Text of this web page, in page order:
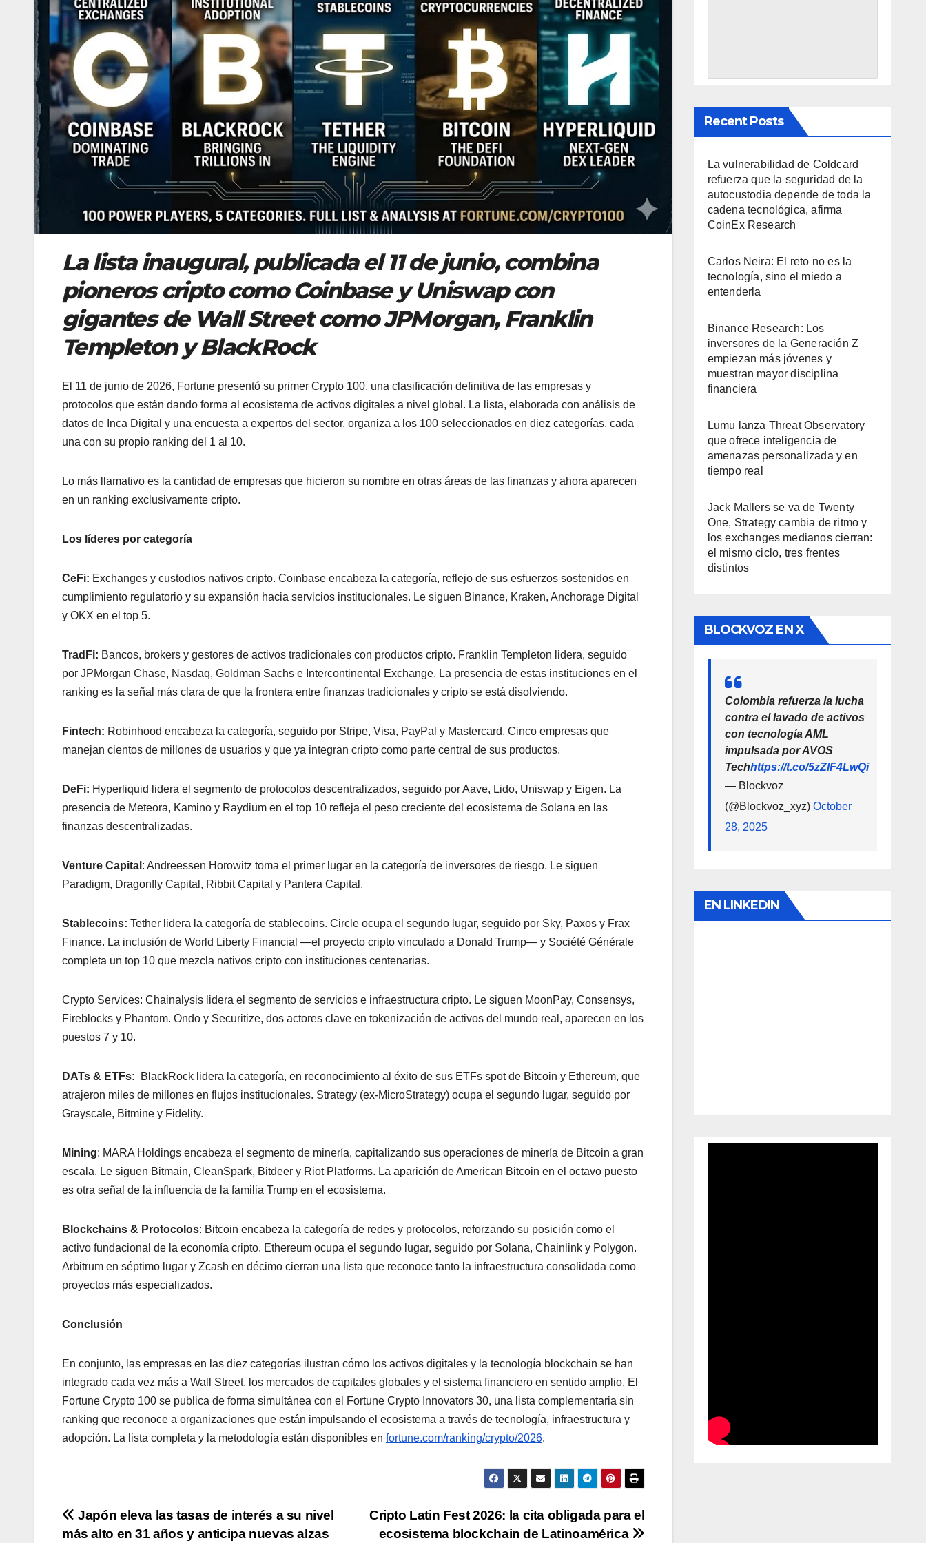
La lista inaugural, publicada el 11 de junio, combina
pioneros cripto como Coinbase y Uniswap con
gigantes de Wall Street como JPMorgan, Franklin
Templeton y BlackRock
El 11 de junio de 2026, Fortune presentó su primer Crypto 100, una clasificación definitiva de las empresas y
protocolos que están dando forma al ecosistema de activos digitales a nivel global. La lista, elaborada con análisis de
datos de Inca Digital y una encuesta a expertos del sector, organiza a los 100 seleccionados en diez categorías, cada
una con su propio ranking del 1 al 10.
Lo más llamativo es la cantidad de empresas que hicieron su nombre en otras áreas de las finanzas y ahora aparecen
en un ranking exclusivamente cripto.
Los líderes por categoría
CeFi: Exchanges y custodios nativos cripto. Coinbase encabeza la categoría, reflejo de sus esfuerzos sostenidos en
cumplimiento regulatorio y su expansión hacia servicios institucionales. Le siguen Binance, Kraken, Anchorage Digital
y OKX en el top 5.
TradFi: Bancos, brokers y gestores de activos tradicionales con productos cripto. Franklin Templeton lidera, seguido
por JPMorgan Chase, Nasdaq, Goldman Sachs e Intercontinental Exchange. La presencia de estas instituciones en el
ranking es la señal más clara de que la frontera entre finanzas tradicionales y cripto se está disolviendo.
Fintech: Robinhood encabeza la categoría, seguido por Stripe, Visa, PayPal y Mastercard. Cinco empresas que
manejan cientos de millones de usuarios y que ya integran cripto como parte central de sus productos.
DeFi: Hyperliquid lidera el segmento de protocolos descentralizados, seguido por Aave, Lido, Uniswap y Eigen. La
presencia de Meteora, Kamino y Raydium en el top 10 refleja el peso creciente del ecosistema de Solana en las
finanzas descentralizadas.
Venture Capital : Andreessen Horowitz toma el primer lugar en la categoría de inversores de riesgo. Le siguen
Paradigm, Dragonfly Capital, Ribbit Capital y Pantera Capital.
Stablecoins: Tether lidera la categoría de stablecoins. Circle ocupa el segundo lugar, seguido por Sky, Paxos y Frax
Finance. La inclusión de World Liberty Financial —el proyecto cripto vinculado a Donald Trump— y Société Générale
completa un top 10 que mezcla nativos cripto con instituciones centenarias.
Crypto Services: Chainalysis lidera el segmento de servicios e infraestructura cripto. Le siguen MoonPay, Consensys,
Fireblocks y Phantom. Ondo y Securitize, dos actores clave en tokenización de activos del mundo real, aparecen en los
puestos 7 y 10.
DATs & ETFs: BlackRock lidera la categoría, en reconocimiento al éxito de sus ETFs spot de Bitcoin y Ethereum, que
atrajeron miles de millones en flujos institucionales. Strategy (ex-MicroStrategy) ocupa el segundo lugar, seguido por
Grayscale, Bitmine y Fidelity.
Mining: MARA Holdings encabeza el segmento de minería, capitalizando sus operaciones de minería de Bitcoin a gran
escala. Le siguen Bitmain, CleanSpark, Bitdeer y Riot Platforms. La aparición de American Bitcoin en el octavo puesto
es otra señal de la influencia de la familia Trump en el ecosistema.
Blockchains & Protocolos: Bitcoin encabeza la categoría de redes y protocolos, reforzando su posición como el
activo fundacional de la economía cripto. Ethereum ocupa el segundo lugar, seguido por Solana, Chainlink y Polygon.
Arbitrum en séptimo lugar y Zcash en décimo cierran una lista que reconoce tanto la infraestructura consolidada como
proyectos más especializados.
Conclusión
En conjunto, las empresas en las diez categorías ilustran cómo los activos digitales y la tecnología blockchain se han
integrado cada vez más a Wall Street, los mercados de capitales globales y el sistema financiero en sentido amplio. El
Fortune Crypto 100 se publica de forma simultánea con el Fortune Crypto Innovators 30, una lista complementaria sin
ranking que reconoce a organizaciones que están impulsando el ecosistema a través de tecnología, infraestructura y
adopción. La lista completa y la metodología están disponibles en fortune.com/ranking/crypto/2026.
Navegación
Cripto Latin Fest 2026: la cita obligada para el
ecosistema blockchain de Latinoamérica
Japón eleva las tasas de interés a su nivel
más alto en 31 años y anticipa nuevas alzas
Recent Posts
La vulnerabilidad de Coldcard
refuerza que la seguridad de la
autocustodia depende de toda la
cadena tecnológica, afirma
CoinEx Research
Carlos Neira: El reto no es la
tecnología, sino el miedo a
entenderla
Binance Research: Los
inversores de la Generación Z
empiezan más jóvenes y
muestran mayor disciplina
financiera
Lumu lanza Threat Observatory
que ofrece inteligencia de
amenazas personalizada y en
tiempo real
Jack Mallers se va de Twenty
One, Strategy cambia de ritmo y
los exchanges medianos cierran:
el mismo ciclo, tres frentes
distintos
BLOCKVOZ EN X
Colombia refuerza la lucha
contra el lavado de activos
con tecnología AML
impulsada por AVOS
Techhttps://t.co/5zZlF4LwQi
— Blockvoz
(@Blockvoz_xyz) October
28, 2025
EN LINKEDIN